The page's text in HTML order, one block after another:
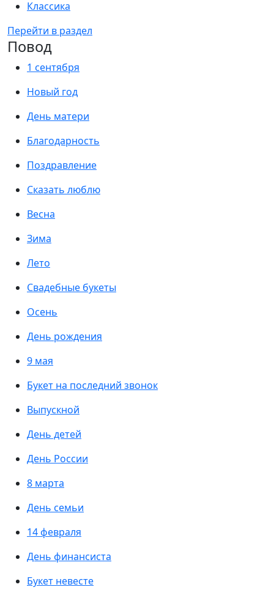
Классика
Перейти в раздел
Повод
1 сентября
Новый год
День матери
Благодарность
Поздравление
Сказать люблю
Весна
Зима
Лето
Свадебные букеты
Осень
День рождения
9 мая
Букет на последний звонок
Выпускной
День детей
День России
8 марта
День семьи
14 февраля
День финансиста
Букет невесте